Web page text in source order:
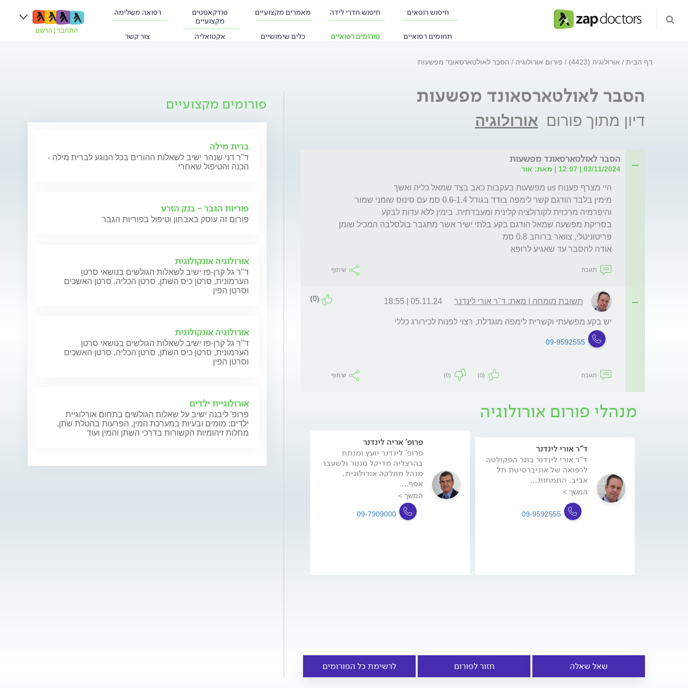
חיפוש רופאים חיפוש חדרי לידה מאמרים מקצועיים
פודקאסטים
מקצועיים
רפואה משלימה
תחומים רפואיים פורומים רפואיים כלים שימושיים אקטואליה צור קשר
התחבר הרשם
דף הבית אורולוגיה (4423) פורום אורולוגיה הסבר לאולטארסאונד מפשעות
הסבר לאולטארסאונד מפשעות
דיון מתוך פורום אורולוגיה
הסבר לאולטארסאונד מפשעות
03/11/2024 | 12:07 | מאת: אור
אודה להסבר עד שאגיע לרופא
תגובה שיתוף
תשובת מומחה | מאת: ד"ר אורי לינדנר 05.11.24 | 18:55
(0)
יש בקע מפשעתי וקשרית לימפה מוגדלת, רצוי לפנות לכירורג כללי
09-9592555
תגובה (0)
(0) שיתוף
מנהלי פורום אורולוגיה
ד"ר אורי לינדנר
ד"ר אורי לינדנר בוגר הפקולטה
לרפואה של אוניברסיטת תל
אביב. התמחות...
המשך >
09-9592555
פרופ' אריה לינדנר
פרופ' לינדנר יועץ ומנתח
בהרצליה מדיקל סנטר ולשעבר
מנהל מחלקה אורולוגית,
אסף...
המשך >
09-7909000
שאל שאלה חזור לפורום לרשימת כל הפורומים
פורומים מקצועיים
ברית מילה
ד"ר דני שנהר ישיב לשאלות ההורים בכל הנוגע לברית מילה -
הכנה והטיפול שאחרי
פוריות הגבר - בנק הזרע
פורום זה עוסק באבחון וטיפול בפוריות הגבר
אורולוגיה אונקולוגית
ד"ר גל קרן-פז ישיב לשאלות הגולשים בנושאי סרטן
הערמונית, סרטן כיס השתן, סרטן הכליה, סרטן האשכים
וסרטן הפין
אורולוגיה אונקולוגית
ד"ר גל קרן-פז ישיב לשאלות הגולשים בנושאי סרטן
הערמונית, סרטן כיס השתן, סרטן הכליה, סרטן האשכים
וסרטן הפין
אורולוגיית ילדים
פרופ' ליבנה ישיב על שאלות הגולשים בתחום אורלוגיית
ילדים: מומים ובעיות במערכת המין, הפרעות בהטלת שתן,
מחלות זיהומיות הקשורות בדרכי השתן והמין ועוד